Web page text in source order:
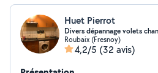
Huet Pierrot
Divers dépannage volets
Roubaix (Fresnoy)
4,2/5 (32 avis)